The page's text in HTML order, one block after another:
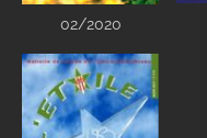
02/2020